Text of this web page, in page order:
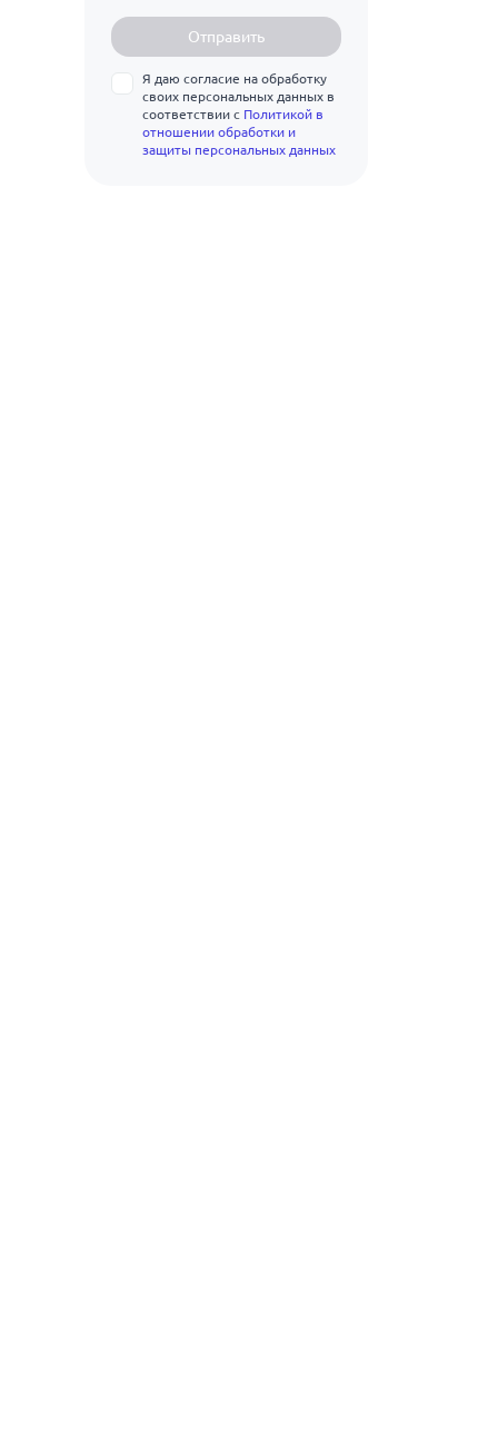
51
Отправить
Я даю согласие на обработку
своих персональных данных в
соответствии с Политикой в
отношении обработки и
защиты персональных данных